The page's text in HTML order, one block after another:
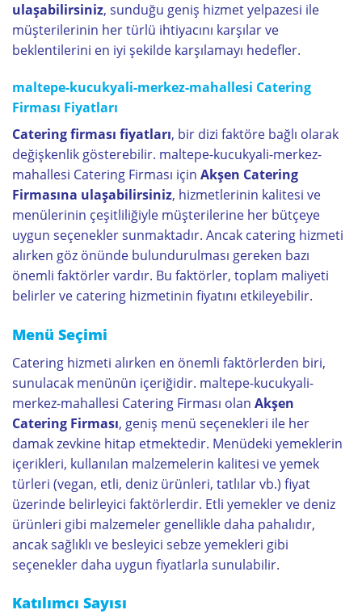
ulaşabilirsiniz, sunduğu geniş hizmet yelpazesi ile
müşterilerinin her türlü ihtiyacını karşılar ve
beklentilerini en iyi şekilde karşılamayı hedefler.
maltepe-kucukyali-merkez-mahallesi Catering
Firması Fiyatları
Catering firması fiyatları, bir dizi faktöre bağlı olarak
değişkenlik gösterebilir. maltepe-kucukyali-merkez-
mahallesi Catering Firması için Akşen Catering
Firmasına ulaşabilirsiniz, hizmetlerinin kalitesi ve
menülerinin çeşitliliğiyle müşterilerine her bütçeye
uygun seçenekler sunmaktadır. Ancak catering hizmeti
alırken göz önünde bulundurulması gereken bazı
önemli faktörler vardır. Bu faktörler, toplam maliyeti
belirler ve catering hizmetinin fiyatını etkileyebilir.
Menü Seçimi
Catering hizmeti alırken en önemli faktörlerden biri,
sunulacak menünün içeriğidir. maltepe-kucukyali-
merkez-mahallesi Catering Firması olan Akşen
Catering Firması, geniş menü seçenekleri ile her
damak zevkine hitap etmektedir. Menüdeki yemeklerin
içerikleri, kullanılan malzemelerin kalitesi ve yemek
türleri (vegan, etli, deniz ürünleri, tatlılar vb.) fiyat
üzerinde belirleyici faktörlerdir. Etli yemekler ve deniz
ürünleri gibi malzemeler genellikle daha pahalıdır,
ancak sağlıklı ve besleyici sebze yemekleri gibi
seçenekler daha uygun fiyatlarla sunulabilir.
Katılımcı Sayısı